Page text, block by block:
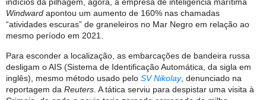
indícios da pilhagem, agora, a empresa de inteligência marítima
Windward apontou um aumento de 160% nas chamadas
“atividades escuras” de graneleiros no Mar Negro em relação ao
mesmo período em 2021.
Para esconder a localização, as embarcações de bandeira russa
desligam o AIS (Sistema de Identificação Automática, da sigla em
inglês), mesmo método usado pelo SV Nikolay, denunciado na
reportagem da Reuters . A tática serviu para despistar uma visita à